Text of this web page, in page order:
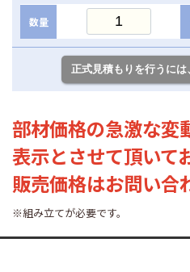
数量
部材価格の急激な変
表示とさせて頂いて
販売価格はお問い合
※組み立てが必要です。